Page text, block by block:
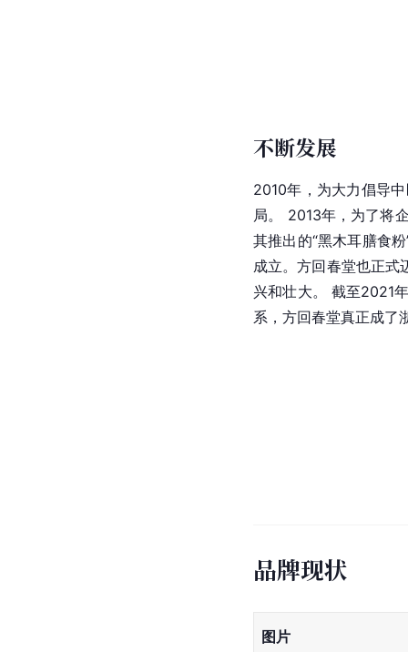
不断发展
2010年，为大力倡导
局。 2013年，为了将
其推出的“黑木耳膳食
成立。方回春堂也正式
兴和壮大。 截至2021
系，方回春堂真正成了
品牌现状
图片